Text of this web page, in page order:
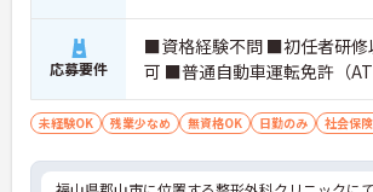
応募要件
■資格経験不問 ■初任者研修
可 ■普通自動車運転免許（
未経験OK 残業少なめ 無資格OK 日勤のみ 社会保